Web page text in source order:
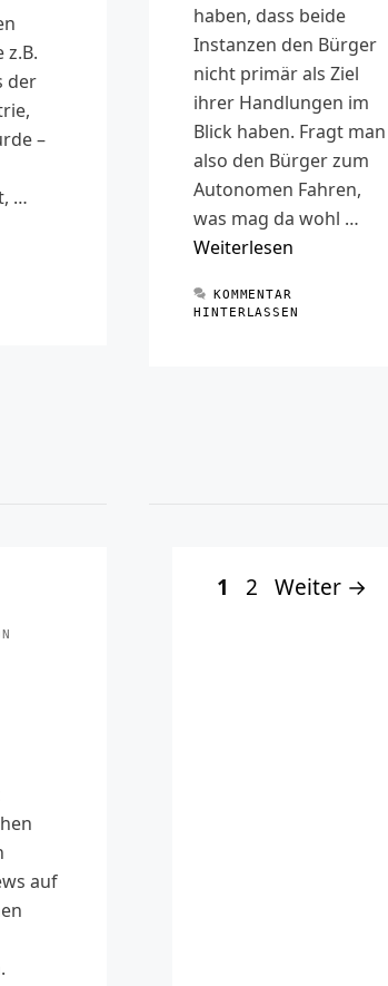
z.B.
der
–
…
haben, dass beide
Instanzen den Bürger
nicht primär als Ziel
ihrer Handlungen im
Blick haben. Fragt man
also den Bürger zum
Autonomen Fahren,
was mag da wohl …
Weiterlesen
KOMMENTAR
HINTERLASSEN
auf
Seite
1 Seite
2 Weiter →